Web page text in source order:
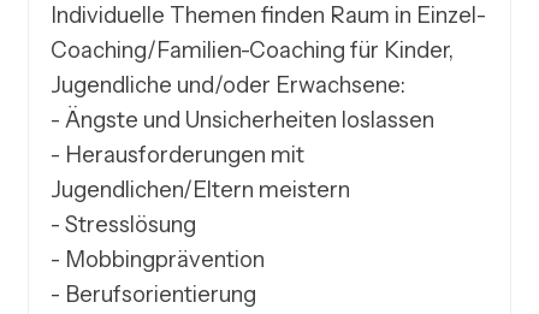
Individuelle Themen finden Raum in Einzel-
Coaching/Familien-Coaching für Kinder,
Jugendliche und/oder Erwachsene:
- Ängste und Unsicherheiten loslassen
- Herausforderungen mit
Jugendlichen/Eltern meistern
- Stresslösung
- Mobbingprävention
- Berufsorientierung